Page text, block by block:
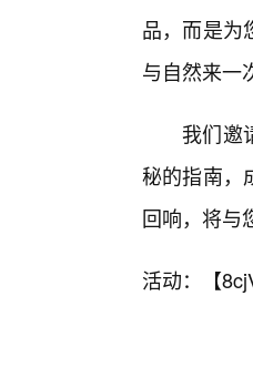
品，而是为
与自然来一
我们邀
秘的指南，
回响，将与
活动：【